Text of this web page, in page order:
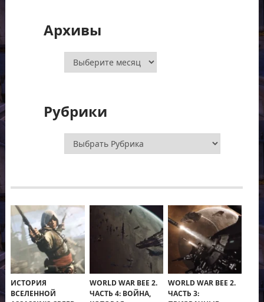
Архивы
Архивы
Рубрики
Рубрики
ИСТОРИЯ
ВСЕЛЕННОЙ
WORLD WAR BEE 2.
ЧАСТЬ 4: ВОЙНА,
WORLD WAR BEE 2.
ЧАСТЬ 3: